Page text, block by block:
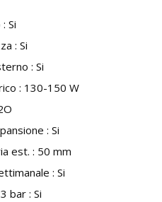
Si
: Si
: Si
: 130-150 W
: Si
est. : 50 mm
: Si
bar : Si